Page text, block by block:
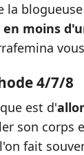
la blogueuse
moins
4/7/8
est d'
son corps
fait